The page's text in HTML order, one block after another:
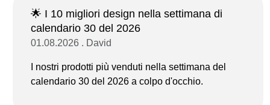
🌟 I 10 migliori design nella settimana di
calendario 30 del 2026
01.08.2026 . David
I nostri prodotti più venduti nella settimana del
calendario 30 del 2026 a colpo d'occhio.